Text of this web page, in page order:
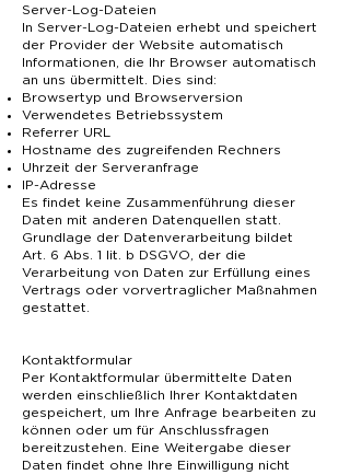
Server-Log-Dateien
In Server-Log-Dateien erhebt und speichert
der Provider der Website automatisch
Informationen, die Ihr Browser automatisch
an uns übermittelt. Dies sind:
Browsertyp und Browserversion
Verwendetes Betriebssystem
Referrer URL
Hostname des zugreifenden Rechners
Uhrzeit der Serveranfrage
IP-Adresse
Es findet keine Zusammenführung dieser
Daten mit anderen Datenquellen statt.
Grundlage der Datenverarbeitung bildet
Art. 6 Abs. 1 lit. b DSGVO, der die
Verarbeitung von Daten zur Erfüllung eines
Vertrags oder vorvertraglicher Maßnahmen
gestattet.
Kontaktformular
Per Kontaktformular übermittelte Daten
werden einschließlich Ihrer Kontaktdaten
gespeichert, um Ihre Anfrage bearbeiten zu
können oder um für Anschlussfragen
bereitzustehen. Eine Weitergabe dieser
Daten findet ohne Ihre Einwilligung nicht